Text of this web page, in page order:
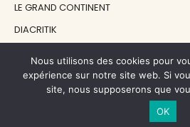
LE GRAND CONTINENT
DIACRITIK
NOS SOUTIENS
Nous utilisons des cookies pour
expérience sur notre site web. Si
site, nous supposerons que
OK